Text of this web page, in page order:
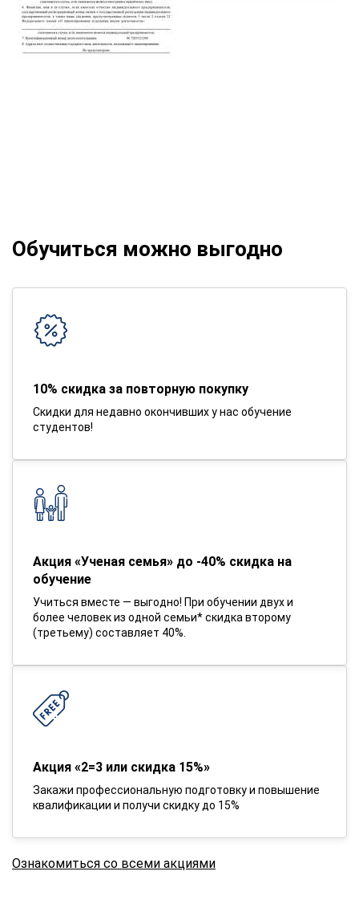
Обучиться можно выгодно
10% скидка за повторную покупку
Скидки для недавно окончивших у нас обучение
студентов!
Акция «Ученая семья» до -40% скидка на
обучение
Учиться вместе — выгодно! При обучении двух и
более человек из одной семьи* скидка второму
(третьему) составляет 40%.
Акция «2=3 или скидка 15%»
Закажи профессиональную подготовку и повышение
квалификации и получи скидку до 15%
Ознакомиться со всеми акциями